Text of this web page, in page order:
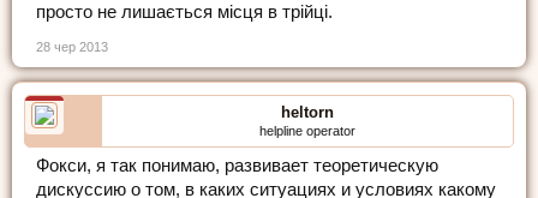
просто не лишається місця в трійці.
28 чер 2013
heltorn
helpline operator
Фокси, я так понимаю, развивает теоретическую
дискуссию о том, в каких ситуациях и условиях какому